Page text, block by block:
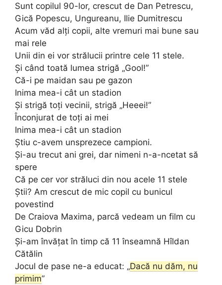
Sunt copilul 90-lor, crescut de Dan Petrescu,
Gică Popescu, Ungureanu, Ilie Dumitrescu
Acum văd alți copii, alte vremuri mai bune sau
mai rele
Unii din ei vor strălucii printre cele 11 stele.
Și când toată lumea strigă „Gool!”
Că-i pe maidan sau pe gazon
Inima mea-i cât un stadion
Și strigă toți vecinii, strigă „Heeei!”
Înconjurat de toți ai mei
Inima mea-i cât un stadion
Știu c-avem unsprezece campioni.
Și-au trecut ani grei, dar nimeni n-a-ncetat să
spere
Că pe cer vor străluci din nou acele 11 stele
Știi? Am crescut de mic copil cu bunicul
povestind
De Craiova Maxima, parcă vedeam un film cu
Gicu Dobrin
Și-am învățat în timp că 11 înseamnă Hîldan
Cătălin
Jocul de pase ne-a educat: „Dacă nu dăm, nu
primim”